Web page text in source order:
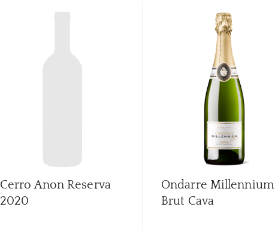
Cerro Anon Reserva
2020
Ondarre Millennium
Brut Cava